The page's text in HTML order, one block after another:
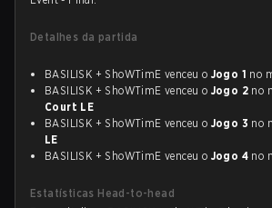
Detalhes da partida
BASILISK + ShoWTimE venceu o Jogo 1 no
BASILISK + ShoWTimE venceu o Jogo 2 no
Court LE
BASILISK + ShoWTimE venceu o Jogo 3 no
LE
BASILISK + ShoWTimE venceu o Jogo 4 no
Estatísticas Head-to-head